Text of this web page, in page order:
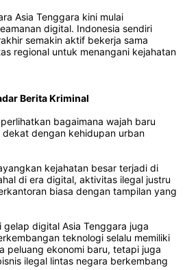
Asia Tenggara kini mulai
digital. Indonesia sendiri
semakin aktif bekerja sama
regional untuk menangani kejahatan
Berita Kriminal
bagaimana wajah baru
dekat dengan kehidupan urban
kejahatan besar terjadi di
di era digital, aktivitas ilegal justru
biasa dengan tampilan yang
gelap digital Asia Tenggara juga
teknologi selalu memiliki
peluang ekonomi baru, tetapi juga
ilegal lintas negara berkembang